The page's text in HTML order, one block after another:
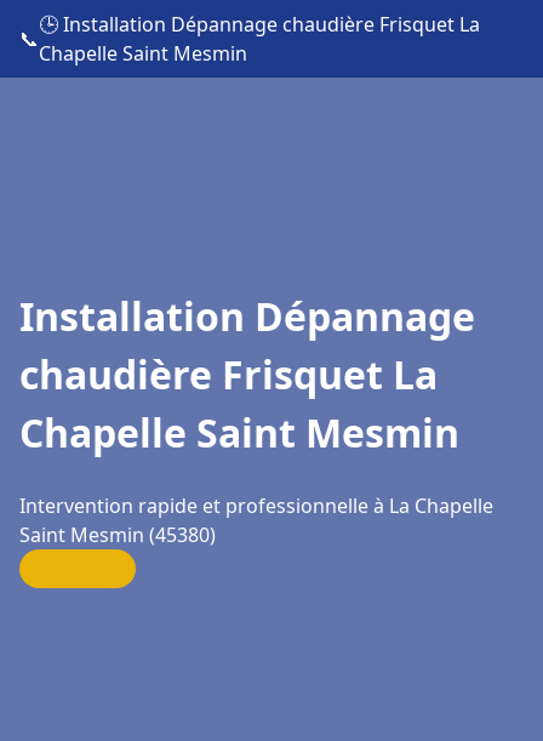
📞
🕒 Installation Dépannage chaudière Frisquet La
Chapelle Saint Mesmin
Installation Dépannage
chaudière Frisquet La
Chapelle Saint Mesmin
Intervention rapide et professionnelle à La Chapelle
Saint Mesmin (45380)